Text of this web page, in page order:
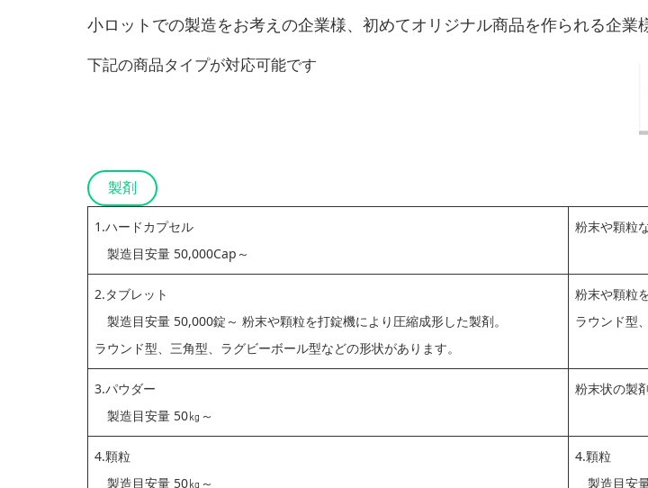
小ロットでの製造をお考えの企業様、初めてオリジナル商品を作られる企業
下記の商品タイプが対応可能です
製剤
1.ハードカプセル
製造目安量 50,000Cap～
粉末や顆粒
2.タブレット
製造目安量 50,000錠～ 粉末や顆粒を打錠機により圧縮成形した製剤。
ラウンド型、三角型、ラグビーボール型などの形状があります。
粉末や顆粒
ラウンド型
3.パウダー
製造目安量 50㎏～
粉末状の製剤
4.顆粒
製造目安量 50㎏～
4.顆粒
製造目安